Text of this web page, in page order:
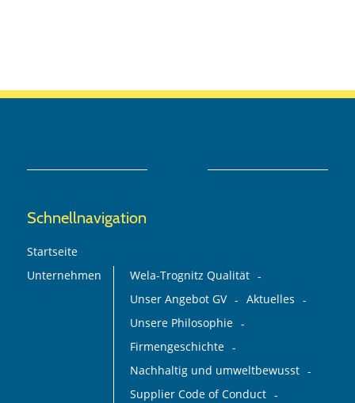
Schnellnavigation
Startseite
Unternehmen
Wela-Trognitz Qualität
Unser Angebot GV
Aktuelles
Unsere Philosophie
Firmengeschichte
Nachhaltig und umweltbewusst
Supplier Code of Conduct